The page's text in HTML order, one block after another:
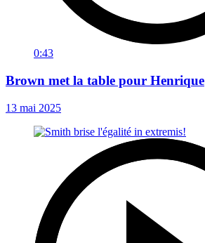
0:43
Brown met la table pour Henrique
13 mai 2025